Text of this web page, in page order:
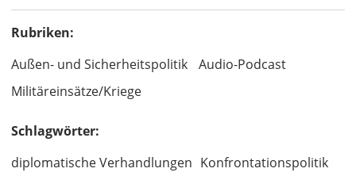
Rubriken:
Außen- und Sicherheitspolitik
Audio-Podcast
Militäreinsätze/Kriege
Schlagwörter:
diplomatische Verhandlungen Konfrontationspolitik